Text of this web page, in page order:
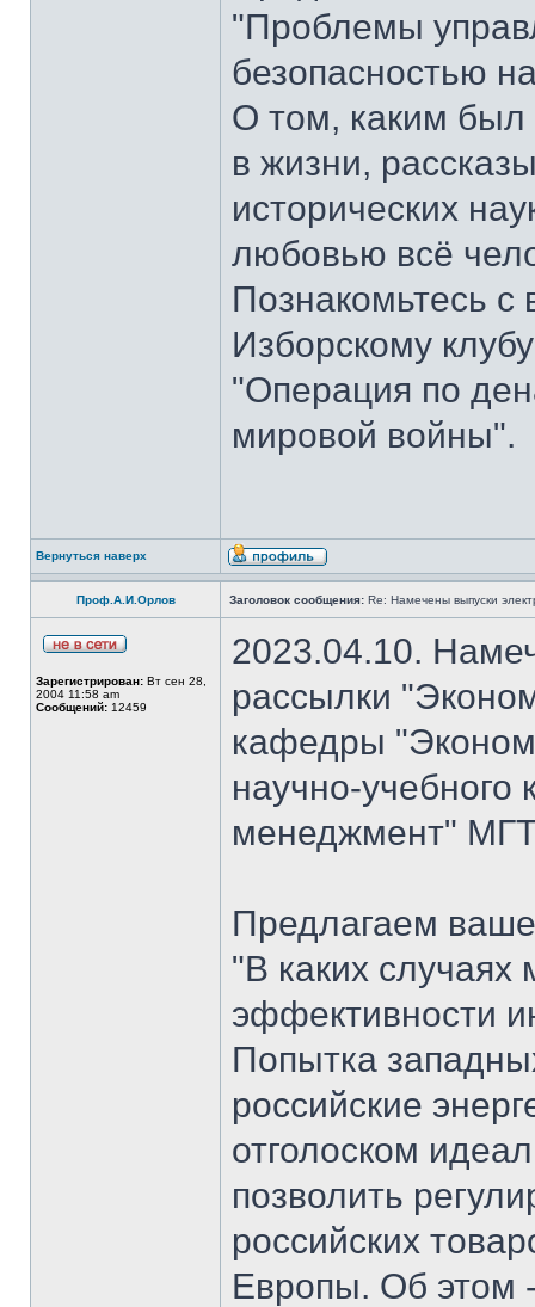
"Проблемы
безопасностью
О том, каким был
в жизни,
исторических
любовью всё
Познакомьтесь с
Изборскому
"Операция по
мировой войны".
Вернуться наверх
Проф.А.И.Орлов Заголовок сообщения: Re: Намечены выпуски
Зарегистрирован: Вт сен 28,
2004 11:58 am
Сообщений: 12459
2023.04.10.
рассылки
кафедры
научно-
менеджмент"
Предлагаем
"В каких случаях
эффективности
Попытка
российские
отголоском
позволить
российских
Европы. Об этом